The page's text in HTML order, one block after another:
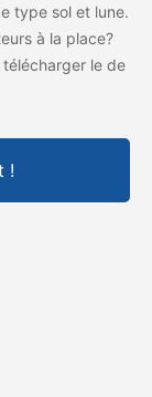
type sol et lune.
à la place?
le de
!